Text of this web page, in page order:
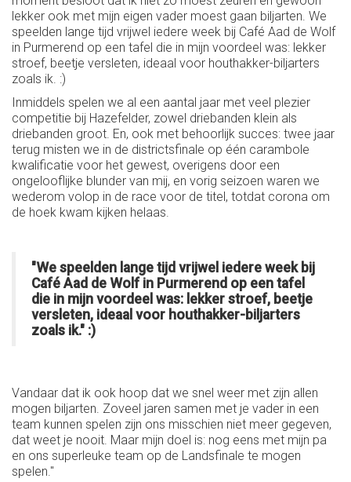
lekker ook met mijn eigen vader moest gaan biljarten. We
speelden lange tijd vrijwel iedere week bij Café Aad de Wolf
in Purmerend op een tafel die in mijn voordeel was: lekker
stroef, beetje versleten, ideaal voor houthakker-biljarters
zoals ik. :)
Inmiddels spelen we al een aantal jaar met veel plezier
competitie bij Hazefelder, zowel driebanden klein als
driebanden groot. En, ook met behoorlijk succes: twee jaar
terug misten we in de districtsfinale op één carambole
kwalificatie voor het gewest, overigens door een
ongelooflijke blunder van mij, en vorig seizoen waren we
wederom volop in de race voor de titel, totdat corona om
de hoek kwam kijken helaas.
"We speelden lange tijd vrijwel iedere week bij
Café Aad de Wolf in Purmerend op een tafel
die in mijn voordeel was: lekker stroef, beetje
versleten, ideaal voor houthakker-biljarters
zoals ik." :)
Vandaar dat ik ook hoop dat we snel weer met zijn allen
mogen biljarten. Zoveel jaren samen met je vader in een
team kunnen spelen zijn ons misschien niet meer gegeven,
dat weet je nooit. Maar mijn doel is: nog eens met mijn pa
en ons superleuke team op de Landsfinale te mogen
spelen."